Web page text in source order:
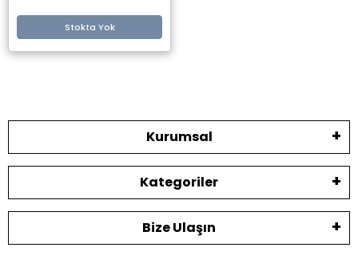
Stokta Yok
Kurumsal
Kategoriler
Bize Ulaşın